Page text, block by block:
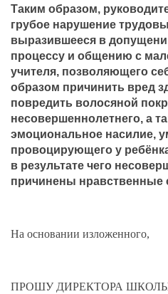
Таким образом,
грубое нарушение
выразившееся в
процессу и общению с
учителя, позволяющего
образом причинить вред
повредить волосяной
несовершеннолетнего, а
эмоциональное насилие,
провоцирующего у
в результате чего
причинены нравственные
На основании изложенного,
ПРОШУ ДИРЕКТОРА